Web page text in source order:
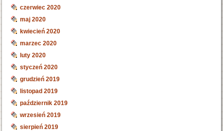
czerwiec 2020
maj 2020
kwiecień 2020
marzec 2020
luty 2020
styczeń 2020
grudzień 2019
listopad 2019
październik 2019
wrzesień 2019
sierpień 2019